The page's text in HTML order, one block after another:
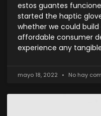
estos guantes
started the haptic
whether we could
affordable consumer
experience any
mayo 18, 2022 No hay